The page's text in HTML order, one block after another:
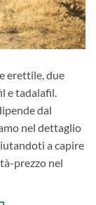
erettile, due
e tadalafil.
dal
nel dettaglio
a capire
prezzo nel